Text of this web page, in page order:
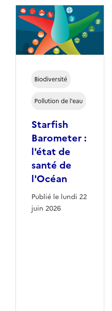
Starfish
Barometer :
l'état de
santé de
l'Océan
Publié le lundi 22
juin 2026
Biodiversité
Pollution de l'eau